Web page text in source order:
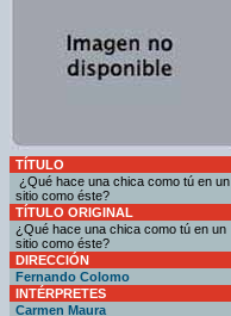
TÍTULO
¿Qué hace una chica como tú en un
sitio como éste?
TÍTULO ORIGINAL
¿Qué hace una chica como tú en un
sitio como éste?
DIRECCIÓN
Fernando Colomo
INTÉRPRETES
Carmen Maura